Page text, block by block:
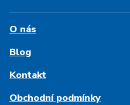
O nás
Blog
Kontakt
Obchodní podmínky